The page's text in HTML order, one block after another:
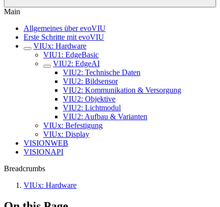
Main
Allgemeines über evoVIU
Erste Schritte mit evoVIU
VIUx: Hardware
VIU1: EdgeBasic
VIU2: EdgeAI
VIU2: Technische Daten
VIU2: Bildsensor
VIU2: Kommunikation & Versorgung
VIU2: Objektive
VIU2: Lichtmodul
VIU2: Aufbau & Varianten
VIUx: Befestigung
VIUx: Display
VISIONWEB
VISIONAPI
Breadcrumbs
VIUx: Hardware